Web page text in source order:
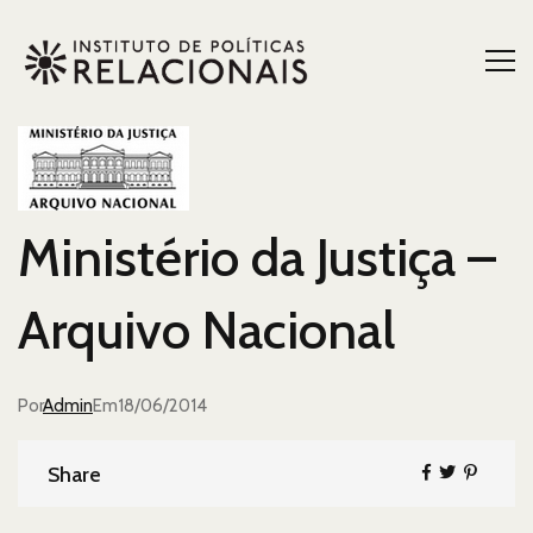
Ministério da Justiça –
Arquivo Nacional
PorAdminPostado
Em18/06/2014
Share
Share